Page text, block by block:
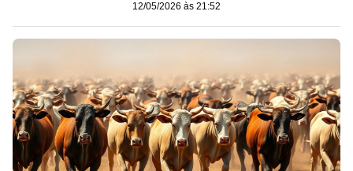
12/05/2026 às 21:52